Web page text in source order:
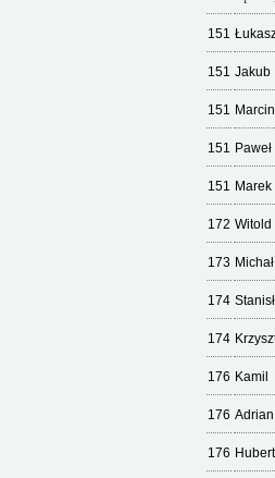
151
151 Jakub
151 Marcin
151 Paweł
151 Marek
172 Witold
173 Michał
174
174
176 Kamil
176 Adrian
176 Hubert